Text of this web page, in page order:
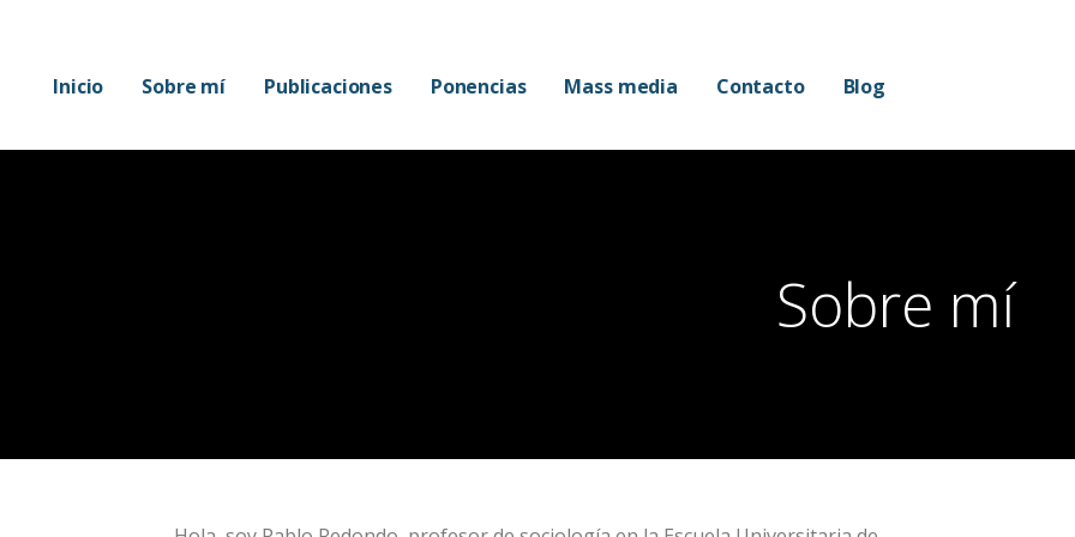
Inicio Sobre mí Publicaciones Ponencias Mass media Contacto Blog
Sobre mí